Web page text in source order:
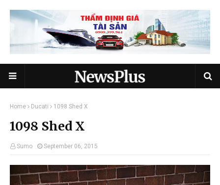
Home Ducati 1098 Shed X
1098 Shed X
Sumo September 06, 2015